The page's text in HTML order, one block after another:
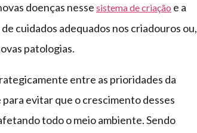
doenças nesse sistema de criação e a
cuidados adequados nos criadouros ou,
patologias.
entre as prioridades da
evitar que o crescimento desses
todo o meio ambiente. Sendo